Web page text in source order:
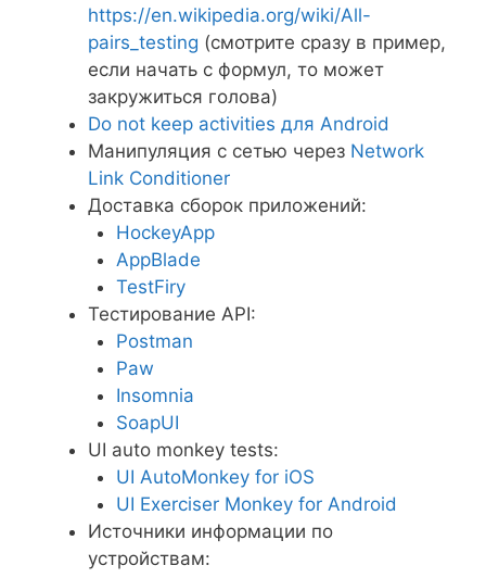
https://en.wikipedia.org/wiki/All-
pairs_testing (смотрите сразу в пример,
если начать с формул, то может
закружиться голова)
Do not keep activities для Android
Манипуляция с сетью через Network
Link Conditioner
Доставка сборок приложений:
HockeyApp
AppBlade
TestFiry
Тестирование API:
Postman
Paw
Insomnia
SoapUI
UI auto monkey tests:
UI AutoMonkey for iOS
UI Exerciser Monkey for Android
Источники информации по
устройствам: